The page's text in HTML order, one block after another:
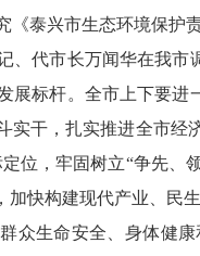
《泰兴市生态环境保护
代市长万闻华在我市
展标杆。全市上下要
实干，扎实推进全市经
位，牢固树立“争先
加快构建现代产业、民
生命安全、身体健康